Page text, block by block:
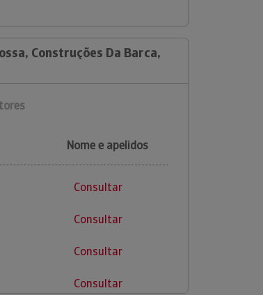
Construções Da Barca,
Nome e apelidos
Consultar
Consultar
Consultar
Consultar